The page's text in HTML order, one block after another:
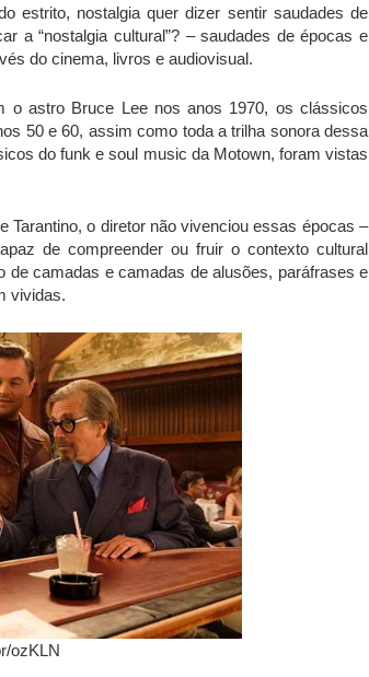
estrito, nostalgia quer dizer sentir saudades de
a “nostalgia cultural”? – saudades de épocas e
do cinema, livros e audiovisual.
o astro Bruce Lee nos anos 1970, os clássicos
50 e 60, assim como toda a trilha sonora dessa
do funk e soul music da Motown, foram vistas
o diretor não vivenciou essas épocas –
de compreender ou fruir o contexto cultural
de camadas e camadas de alusões, paráfrases e
vividas.
ozKLN